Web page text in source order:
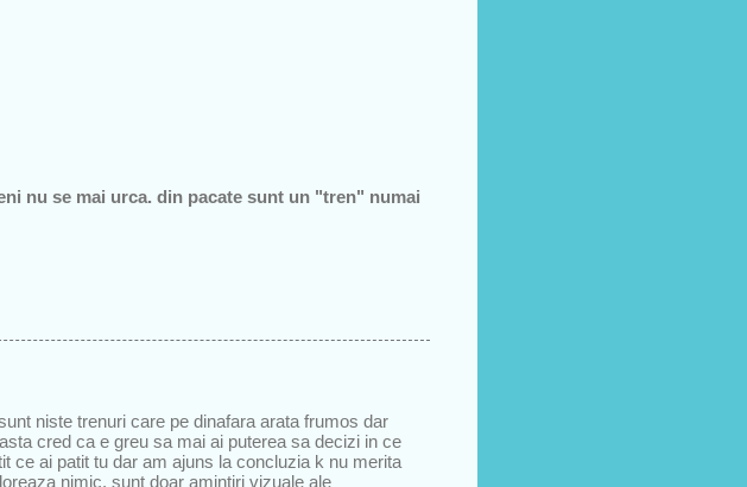
nu se mai urca. din pacate sunt un "tren" numai
niste trenuri care pe dinafara arata frumos dar
cred ca e greu sa mai ai puterea sa decizi in ce
ce ai patit tu dar am ajuns la concluzia k nu merita
nimic, sunt doar amintiri vizuale ale